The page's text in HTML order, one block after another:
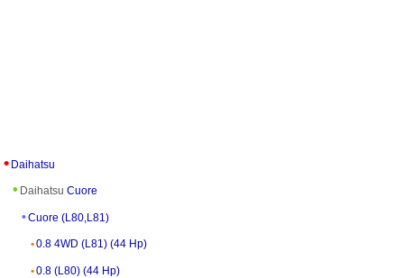
Daihatsu
Daihatsu Cuore
Cuore (L80,L81)
0.8 4WD (L81) (44 Hp)
0.8 (L80) (44 Hp)